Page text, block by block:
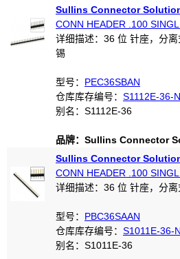
Sullins Connector
CONN HEADER .100
详细描述：36 位 针座，分
锡
型号： PEC36SBAN
仓库库存编号： S1112E-36-
别名：S1112E-36
品牌：Sullins Connector
Sullins Connector
CONN HEADER .100
详细描述：36 位 针座，分
型号： PBC36SAAN
仓库库存编号： S1011E-36-
别名：S1011E-36